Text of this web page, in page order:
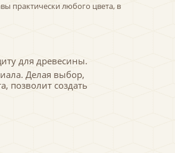
практически любого цвета, в
для древесины.
Делая выбор,
позволит создать